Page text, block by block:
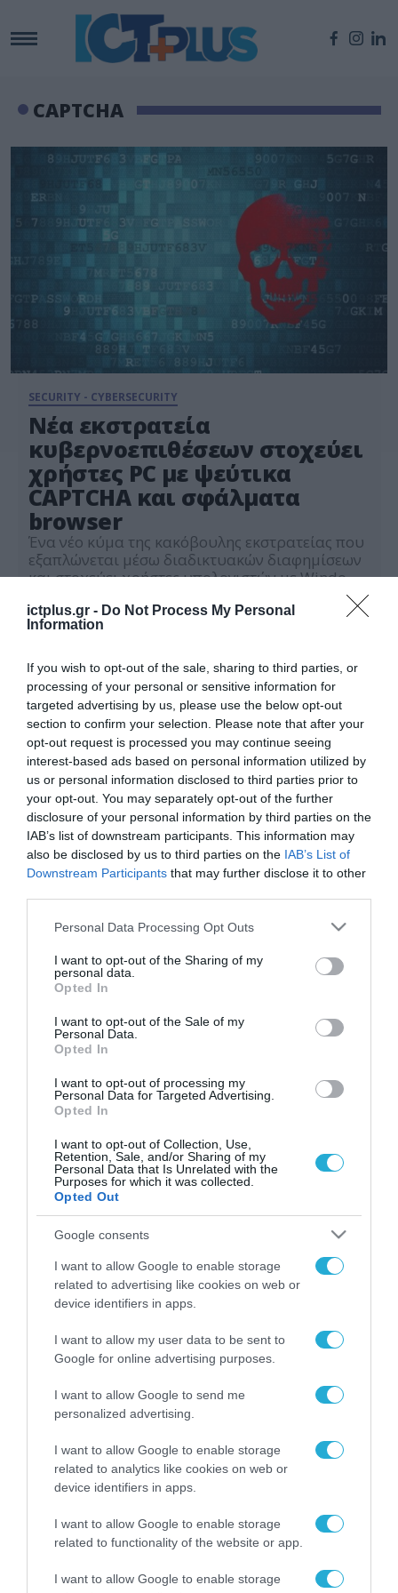
ictplus.gr - Do Not Process My Personal
Information
If you wish to opt-out of the sale, sharing to third parties, or
processing of your personal or sensitive information for
targeted advertising by us, please use the below opt-out
section to confirm your selection. Please note that after your
opt-out request is processed you may continue seeing
interest-based ads based on personal information utilized by
us or personal information disclosed to third parties prior to
your opt-out. You may separately opt-out of the further
disclosure of your personal information by third parties on the
IAB’s list of downstream participants. This information may
also be disclosed by us to third parties on the IAB’s List of
Downstream Participants that may further disclose it to other
Please note that this website/app uses one or more Google
not limited to your visit or usage behaviour. You may click to
grant or deny consent to Google and its third-party tags to
use your data for below specified purposes in below Google
consent section.
Personal Data Processing Opt Outs
I want to opt-out of the Sharing of my
personal data.
Opted In
I want to opt-out of the Sale of my
Personal Data.
Opted In
I want to opt-out of processing my
Personal Data for Targeted Advertising.
Opted In
I want to opt-out of Collection, Use,
Retention, Sale, and/or Sharing of my
Personal Data that Is Unrelated with the
Purposes for which it was collected.
Opted Out
Google consents
I want to allow Google to enable storage
related to advertising like cookies on web or
device identifiers in apps.
I want to allow my user data to be sent to
Google for online advertising purposes.
I want to allow Google to send me
personalized advertising.
I want to allow Google to enable storage
related to analytics like cookies on web or
device identifiers in apps.
I want to allow Google to enable storage
related to functionality of the website or app.
I want to allow Google to enable storage
CAPTCHA
SECURITY - CYBERSECURITY
Νέα εκστρατεία
κυβερνοεπιθέσεων στοχεύει
χρήστες PC με ψεύτικα
CAPTCHA και σφάλματα
browser
Ένα νέο κύμα της κακόβουλης εκστρατείας που
εξαπλώνεται μέσω διαδικτυακών διαφημίσεων
και στοχεύει χρήστες υπολογιστών με Windows
διαδικτυακή περιήγηση, οι χρήστες μπορεί να
κάνουν κλικ σε μια αόρατη διαφήμιση που
ανακατευθύνει σε μια ψεύτικη σελίδα CAPTCHA
ή σε ένα ψεύτικο μήνυμα σφάλματος του […]
ΡΟΗ ΕΙΔΗΣΕΩΝ
Το χρηματοδοτούμενο
από την ΕΕ έργο “The
Gaming Police”
ενισχύει την ασφάλεια
των παιδιών στο
διαδίκτυο
ΑΑΔΕ: Διευκρινίσεις
παραβάσεις που
αφορούν τους ΦΗΜ
31.07.2026
Σ. Καλαφάτης: «Η
Τεχνητή Νοημοσύνη
δεν είναι απλώς μια
νέα τεχνολογία, είναι
μια νέα βιομηχανική
επανάσταση»
31.07.2026
για τη χρηματοδότηση